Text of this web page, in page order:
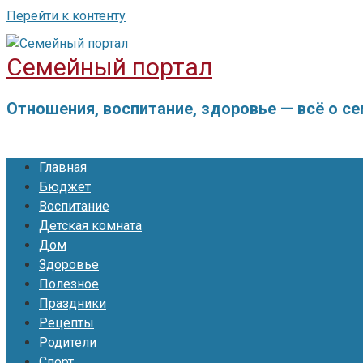
Перейти к контенту
Семейный портал
Отношения, воспитание, здоровье — всё о
Главная
Бюджет
Воспитание
Детская комната
Дом
Здоровье
Полезное
Праздники
Рецепты
Родители